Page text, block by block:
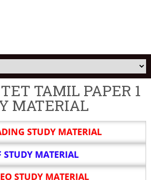
TAMIL PAPER 1
MATERIAL
STUDY MATERIAL
MATERIAL
STUDY MATERIAL